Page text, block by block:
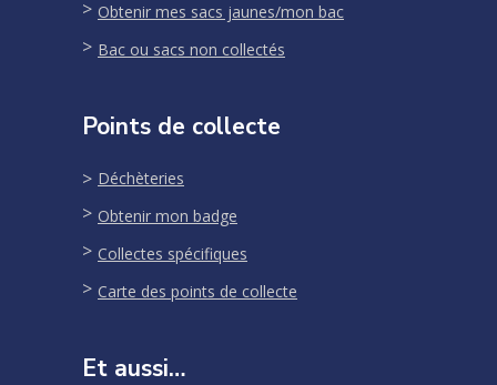
Obtenir mes sacs jaunes/mon bac
Bac ou sacs non collectés
Points de collecte
Déchèteries
Obtenir mon badge
Collectes spécifiques
Carte des points de collecte
Et aussi…